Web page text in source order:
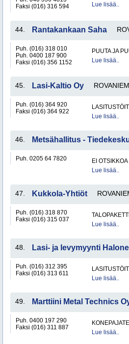
Faksi (016) 316 594
Lue lisää..
44. Rantakankaan Saha
Puh. (016) 318 010
Puh. 0400 187 900
Faksi (016) 356 1152
PUUTA JA
Lue lisää..
45. Lasi-Kaltio Oy
Puh. (016) 364 920
Faksi (016) 364 922
Lue lisää..
46. Metsähallitus -
Puh. 0205 64 7820
EI OTSIKKOA
Lue lisää..
47. Kukkola-Yhtiöt
Puh. (016) 318 870
Faksi (016) 315 037
Lue lisää..
48. Lasi- ja levymyynti
Puh. (016) 312 395
Faksi (016) 313 611
Lue lisää..
49. Marttiini Metal Technics
Puh. 0400 197 290
Faksi (016) 311 887
Lue lisää..